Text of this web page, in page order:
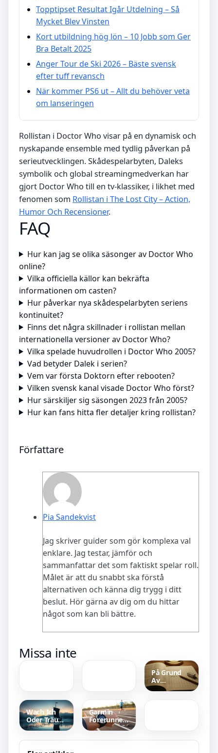
Topptipset Resultat Igår Utdelning – Så
Mycket Blev Vinsten
Kort utbildning hög lön – 10 Jobb som Ger
Bra Betalt 2025
Anger Tour de Ski 2026 – Bäste svensk
efter tuff revansch
När kommer PS6 ut – Allt du behöver veta
om lanseringen
Rollistan i Doctor Who visar på en dynamisk och
nyskapande ensemble med tydlig påverkan på
serieutvecklingen. Skådespelarbyten, Daleks
symbolik och global streamingmedverkan har
gjort Doctor Who till en tv-klassiker, i likhet med
fenomen som Rollistan i The Lost City – Action,
Humor Och Recensioner.
FAQ
Hur kan jag se olika säsonger av Doctor Who
online?
Vilka officiella källor kan bekräfta
informationen om casten?
Hur påverkar nya skådespelarbyten seriens
kontinuitet?
Finns det några skillnader i rollistan mellan
internationella versioner av Doctor Who?
Vilka spelade huvudrollen i Doctor Who 2005?
Vad betyder Dalek i serien?
Vem var första Doktorn efter rebooten?
Vilken svensk kanal visade Doctor Who först?
Hur särskiljer sig säsongen 2023 från 2005?
Hur kan fans hitta fler detaljer kring rollistan?
Författare
Pia Sandekvist
Jag skriver guider som gör komplexa val
enklare. Jag testar, jämför och
sammanfattar det som faktiskt spelar roll.
Målet är att du snabbt ska förstå
alternativen och känna dig trygg i ditt
beslut. Hör gärna av dig om du hittar
något som kan bli bättre.
Missa inte
i Let’s Dance
2025?
På Grund
Av
Synonym –
Wach Ich
Oder Träum
Ich –
svenska
original
Garmin
Forerunner
245 Music
2025
Magdalena
Graaf blogg